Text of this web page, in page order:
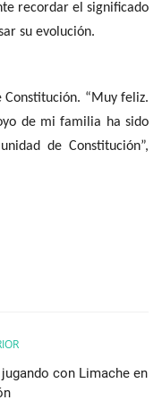
recordar el significado
su evolución.
Constitución. “Muy feliz.
de mi familia ha sido
de Constitución”,
jugando con Limache en